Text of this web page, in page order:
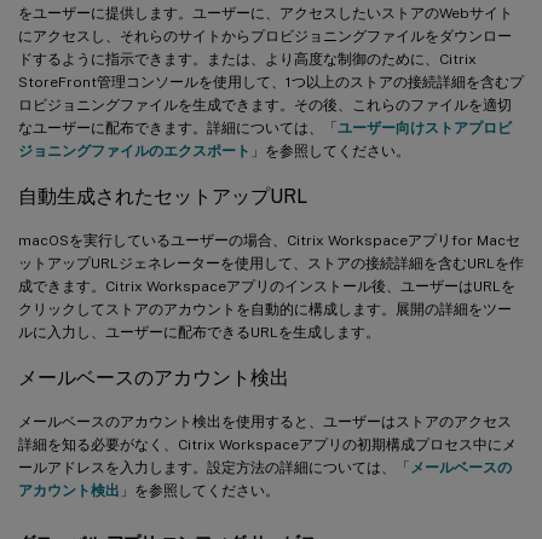
をユーザーに提供します。ユーザーに、アクセスしたいストアのWebサイト
にアクセスし、それらのサイトからプロビジョニングファイルをダウンロー
ドするように指示できます。または、より高度な制御のために、Citrix
StoreFront管理コンソールを使用して、1つ以上のストアの接続詳細を含むプ
ロビジョニングファイルを生成できます。その後、これらのファイルを適切
なユーザーに配布できます。詳細については、「ユーザー向けストアプロビ
ジョニングファイルのエクスポート 」を参照してください。
自動生成されたセットアップURL
macOSを実行しているユーザーの場合、Citrix Workspaceアプリfor Macセ
ットアップURLジェネレーターを使用して、ストアの接続詳細を含むURLを作
成できます。Citrix Workspaceアプリのインストール後、ユーザーはURLを
クリックしてストアのアカウントを自動的に構成します。展開の詳細をツー
ルに入力し、ユーザーに配布できるURLを生成します。
メールベースのアカウント検出
メールベースのアカウント検出を使用すると、ユーザーはストアのアクセス
詳細を知る必要がなく、Citrix Workspaceアプリの初期構成プロセス中にメ
ールアドレスを入力します。設定方法の詳細については、「 メールベースの
アカウント検出 」を参照してください。